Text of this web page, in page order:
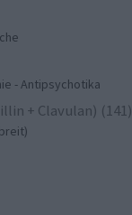
- Antipsychotika
+ Clavulan) (141)